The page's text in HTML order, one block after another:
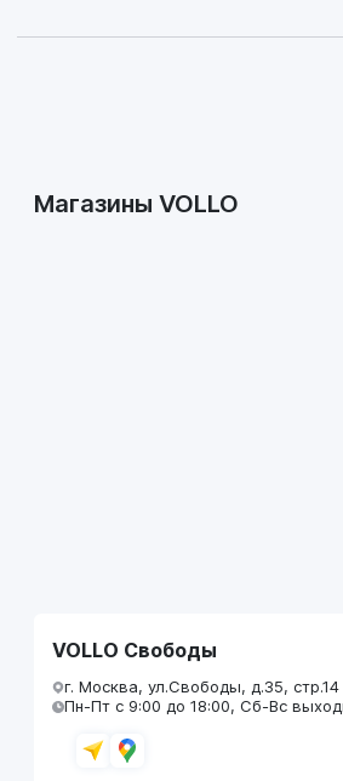
Магазины VOLLO
VOLLO Свободы
г. Москва, ул.Свободы, д.35, стр.14
Пн-Пт с 9:00 до 18:00, Сб-Вс